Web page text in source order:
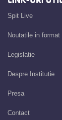
Spit Live
Noutatile in format
Legislatie
Despre Institutie
Presa
Contact